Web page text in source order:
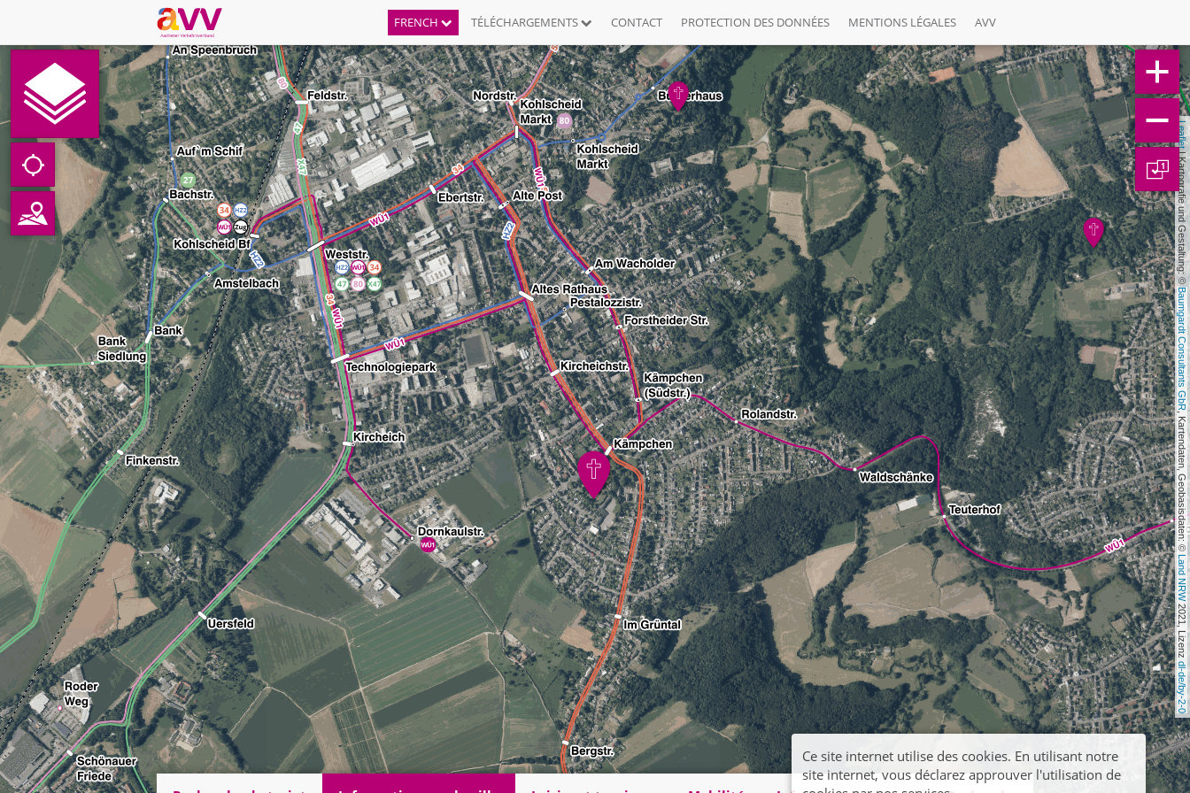
FRENCH TÉLÉCHARGEMENTS CONTACT PROTECTION DES DONNÉES MENTIONS LÉGALES AVV
Leaflet
| Kartografie und Gestaltung: ©
Baumgardt Consultants GbR
, Kartendaten, Geobasisdaten: ©
Land NRW
2021, Lizenz
dl-de/by-2-0
1
Ce site internet utilise des cookies. En utilisant notre
site internet, vous déclarez approuver l'utilisation de